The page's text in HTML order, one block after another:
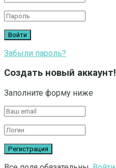
Забыли пароль?
Создать новый аккаунт!
Заполните форму ниже